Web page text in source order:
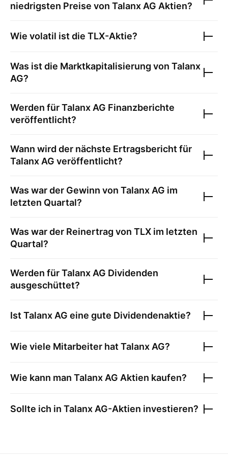
niedrigsten Preise von Talanx AG Aktien?
Wie volatil ist die TLX-Aktie?
Was ist die Marktkapitalisierung von Talanx
AG?
Werden fürTalanx AG Finanzberichte
veröffentlicht?
Wann wird der nächste Ertragsbericht für
Talanx AG veröffentlicht?
Was war der Gewinn von Talanx AG im
letzten Quartal?
Was war der Reinertrag von TLX im letzten
Quartal?
Werden fürTalanx AG Dividenden
ausgeschüttet?
Ist Talanx AG eine gute Dividendenaktie?
Wie viele Mitarbeiter hat Talanx AG?
Wie kann man Talanx AG Aktien kaufen?
Sollte ich in Talanx AG-Aktien investieren?